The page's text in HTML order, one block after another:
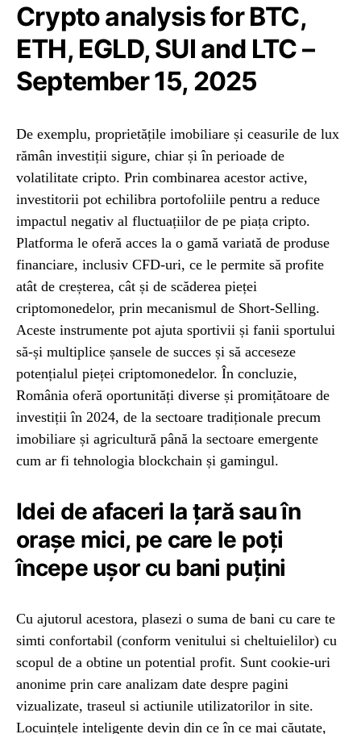
Crypto analysis for BTC,
ETH, EGLD, SUI and LTC –
September 15, 2025
De exemplu, proprietățile imobiliare și ceasurile de lux
rămân investiții sigure, chiar și în perioade de
volatilitate cripto. Prin combinarea acestor active,
investitorii pot echilibra portofoliile pentru a reduce
impactul negativ al fluctuațiilor de pe piața cripto.
Platforma le oferă acces la o gamă variată de produse
financiare, inclusiv CFD-uri, ce le permite să profite
atât de creșterea, cât și de scăderea pieței
criptomonedelor, prin mecanismul de Short-Selling.
Aceste instrumente pot ajuta sportivii și fanii sportului
să-și multiplice șansele de succes și să acceseze
potențialul pieței criptomonedelor. În concluzie,
România oferă oportunități diverse și promițătoare de
investiții în 2024, de la sectoare tradiționale precum
imobiliare și agricultură până la sectoare emergente
cum ar fi tehnologia blockchain și gamingul.
Idei de afaceri la țară sau în
orașe mici, pe care le poți
începe ușor cu bani puțini
Cu ajutorul acestora, plasezi o suma de bani cu care te
simti confortabil (conform venitului si cheltuielilor) cu
scopul de a obtine un potential profit. Sunt cookie-uri
anonime prin care analizam date despre pagini
vizualizate, traseul si actiunile utilizatorilor in site.
Locuințele inteligente devin din ce în ce mai căutate,